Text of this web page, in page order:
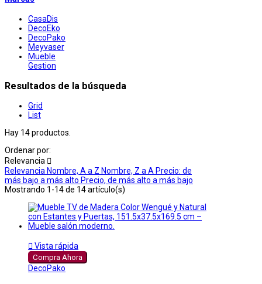
CasaDis
DecoEko
DecoPako
Meyvaser
Mueble
Gestion
Resultados de la búsqueda
Grid
List
Hay 14 productos.
Ordenar por:
Relevancia 
Relevancia Nombre, A a Z Nombre, Z a A Precio: de
más bajo a más alto Precio, de más alto a más bajo
Mostrando 1-14 de 14 artículo(s)
 Vista rápida
Compra Ahora
DecoPako